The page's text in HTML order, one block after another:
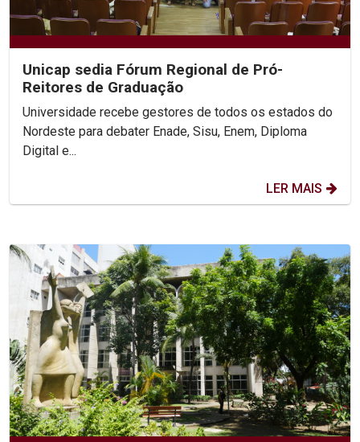
Unicap sedia Fórum Regional de Pró-
Reitores de Graduação
Universidade recebe gestores de todos os estados do
Nordeste para debater Enade, Sisu, Enem, Diploma
Digital e...
LER MAIS